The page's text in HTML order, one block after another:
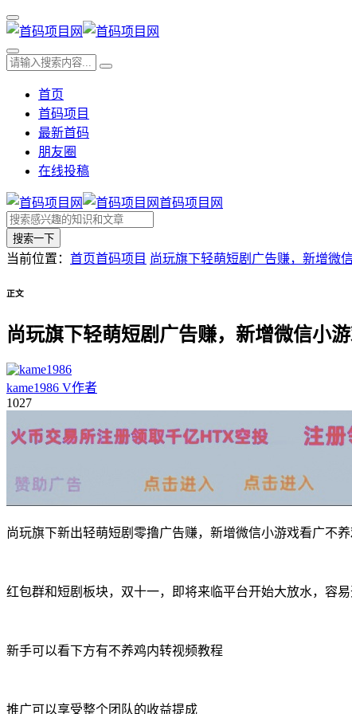
首页
首码项目
最新首码
朋友圈
在线投稿
首码项目网
搜索一下
当前位置： 首页首码项目 尚玩旗下轻萌短剧广告赚，新增微
正文
尚玩旗下轻萌短剧广告赚，新增微信小
kame1986 V作者
1027
尚玩旗下新出轻萌短剧零撸广告赚，新增微信小游戏看广不
红包群和短剧板块，双十一，即将来临平台开始大放水，容
新手可以看下方有不养鸡内转视频教程
推广可以享受整个团队的收益提成